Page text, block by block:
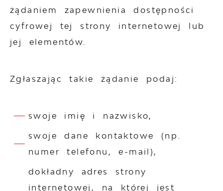
żądaniem zapewnienia dostępności
cyfrowej tej strony internetowej lub
jej elementów.
Zgłaszając takie żądanie podaj:
swoje imię i nazwisko,
swoje dane kontaktowe (np.
numer telefonu, e-mail),
dokładny adres strony
internetowej, na której jest